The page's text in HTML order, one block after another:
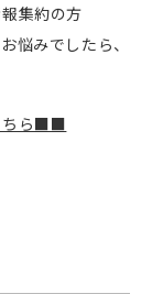
集約の方
悩みでしたら、
ちら■■